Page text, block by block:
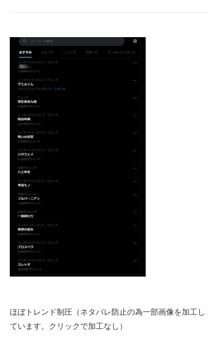
マーケ×ITの今がよく分かる
ITエンジニア向け専門サイト
企業向けIT製品の総合サイト
IT製品の技術・比較・事例
製造業のIT導入・活用を支援
モノづくり技術者専門サイト
エレクトロニクス専門サイト
電子設計の基本と応用
エネルギーの専門メディア
建設×テクノロジーの最前線
ちょっと気になるネットの話題
ほぼトレンド制圧（ネタバレ防止の為一部画像を加工し
ています。クリックで加工なし）